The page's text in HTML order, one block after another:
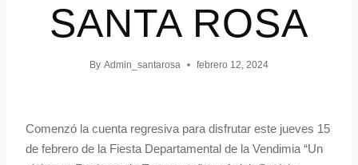
SANTA ROSA
By Admin_santarosa febrero 12, 2024
Comenzó la cuenta regresiva para disfrutar este jueves 15
de febrero de la Fiesta Departamental de la Vendimia “Un